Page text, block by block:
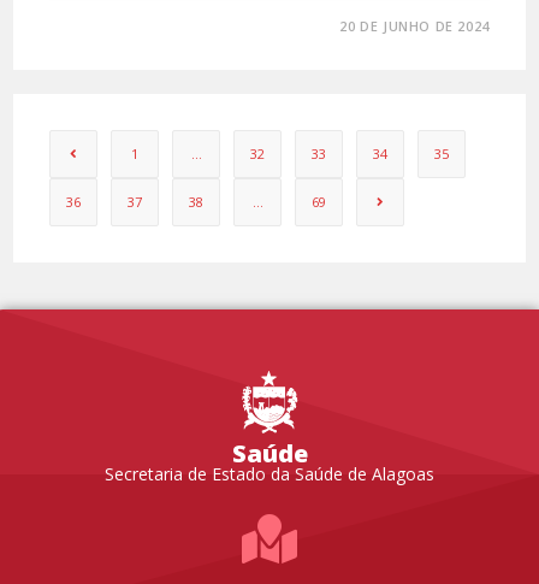
20 DE JUNHO DE 2024
1 32 33 34 35
36 37 38 69
Saúde
Secretaria de Estado da Saúde de Alagoas